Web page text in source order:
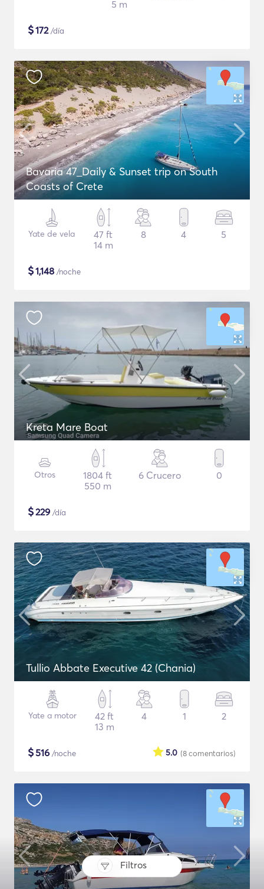
Filtros
5 m
$172/día
Bavaria 47_Daily & Sunset trip on South
Coasts of Crete
Yate de vela
47 ft
14 m
8 4 5
$1,148 /noche
Kreta Mare Boat
Otros
1804 ft
550 m
6 Crucero 0
$229 /día
Tullio Abbate Executive 42 (Chania)
Yate a motor
42 ft
13 m
4 1 2
$516 /noche (8comentarios)
5.0